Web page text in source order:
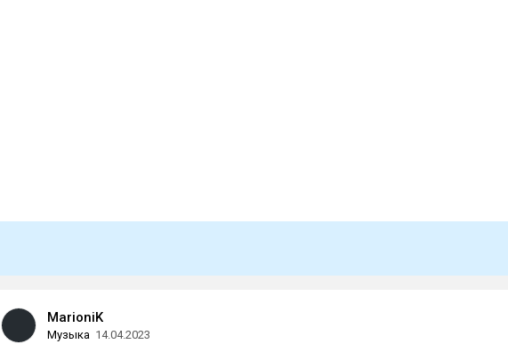
MarioniK
Музыка 14.04.2023